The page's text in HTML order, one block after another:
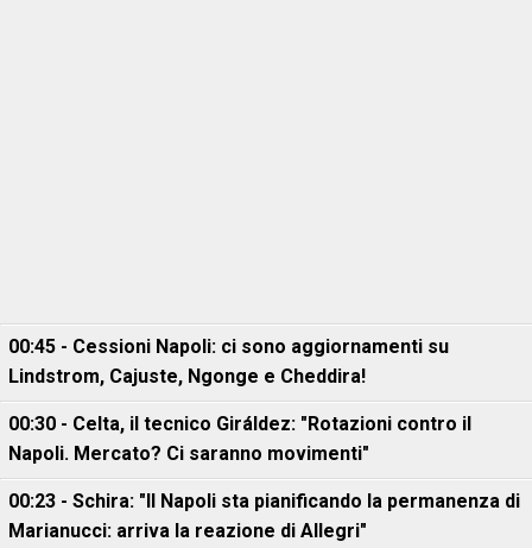
00:45 - Cessioni Napoli: ci sono aggiornamenti su
Lindstrom, Cajuste, Ngonge e Cheddira!
00:30 - Celta, il tecnico Giráldez: "Rotazioni contro il
Napoli. Mercato? Ci saranno movimenti"
00:23 - Schira: "Il Napoli sta pianificando la permanenza di
Marianucci: arriva la reazione di Allegri"